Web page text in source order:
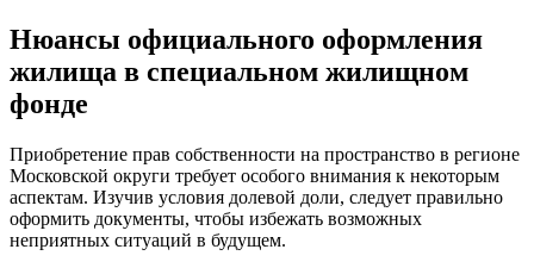
Нюансы официального оформления
жилища в специальном жилищном
фонде
Приобретение прав собственности на пространство в регионе
Московской округи требует особого внимания к некоторым
аспектам. Изучив условия долевой доли, следует правильно
оформить документы, чтобы избежать возможных
неприятных ситуаций в будущем.